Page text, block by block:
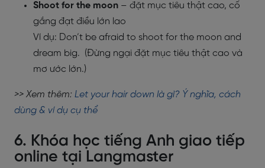
Shoot for the moon – đặt mục tiêu thật cao, cố
gắng đạt điều lớn lao
Ví dụ: Don’t be afraid to shoot for the moon and
dream big. (Đừng ngại đặt mục tiêu thật cao và
mơ ước lớn.)
>> Xem thêm: Let your hair down là gì? Ý nghĩa, cách
dùng & ví dụ cụ thể
6. Khóa học tiếng Anh giao tiếp
online tại Langmaster